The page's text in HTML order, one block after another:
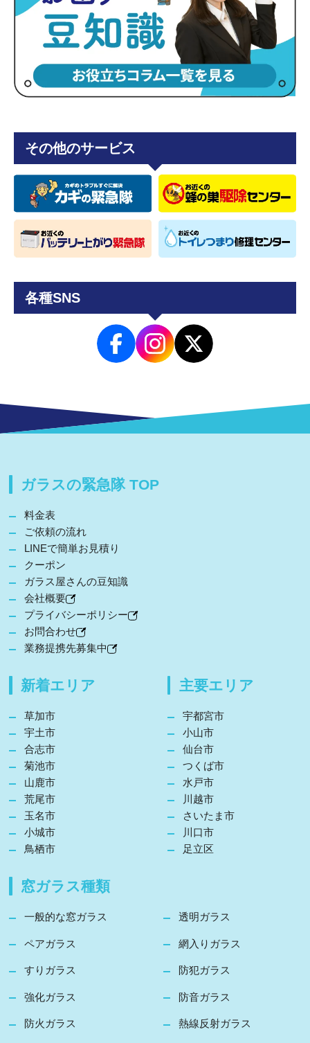
その他のサービス
各種SNS
ガラスの緊急隊 TOP
料金表
ご依頼の流れ
LINEで簡単お見積り
クーポン
ガラス屋さんの豆知識
会社概要
プライバシーポリシー
お問合わせ
業務提携先募集中
新着エリア
草加市
宇土市
合志市
菊池市
山鹿市
荒尾市
玉名市
小城市
鳥栖市
主要エリア
宇都宮市
小山市
仙台市
つくば市
水戸市
川越市
さいたま市
川口市
足立区
窓ガラス種類
一般的な窓ガラス 透明ガラス
ペアガラス 網入りガラス
すりガラス 防犯ガラス
強化ガラス 防音ガラス
防火ガラス 熱線反射ガラス